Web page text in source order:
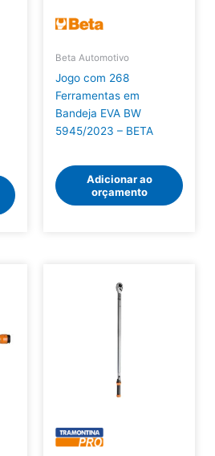
Beta Automotivo
Jogo com 268
Ferramentas em
Bandeja EVA BW
5945/2023 – BETA
Adicionar ao
orçamento